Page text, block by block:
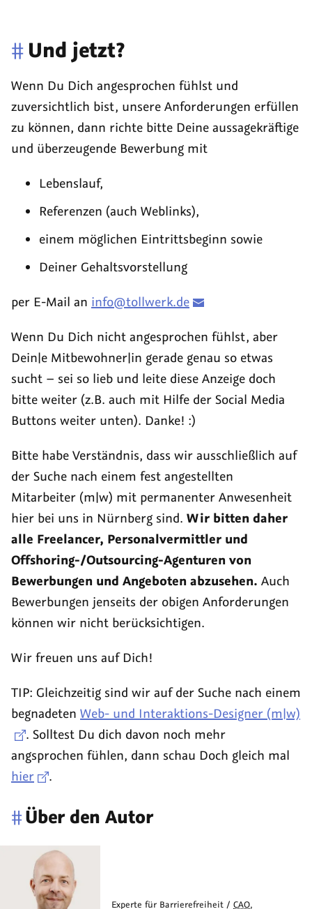
# Und jetzt?
Wenn Du Dich angesprochen fühlst und
zuversichtlich bist, unsere Anforderungen erfüllen
zu können, dann richte bitte Deine aussagekräftige
und überzeugende Bewerbung mit
Lebenslauf,
Referenzen (auch Weblinks),
einem möglichen Eintrittsbeginn sowie
Deiner Gehaltsvorstellung
per E-Mail an info@tollwerk.de
Wenn Du Dich nicht angesprochen fühlst, aber
Dein|e Mitbewohner|in gerade genau so etwas
sucht – sei so lieb und leite diese Anzeige doch
bitte weiter (z.B. auch mit Hilfe der Social Media
Buttons weiter unten). Danke! :)
Bitte habe Verständnis, dass wir ausschließlich auf
der Suche nach einem fest angestellten
Mitarbeiter (m|w) mit permanenter Anwesenheit
hier bei uns in Nürnberg sind. Wir bitten daher
alle Freelancer, Personalvermittler und
Offshoring-/Outsourcing-Agenturen von
Bewerbungen und Angeboten abzusehen. Auch
Bewerbungen jenseits der obigen Anforderungen
können wir nicht berücksichtigen.
Wir freuen uns auf Dich!
TIP: Gleichzeitig sind wir auf der Suche nach einem
begnadeten Web- und Interaktions-Designer (m|w)
. Solltest Du dich davon noch mehr
angsprochen fühlen, dann schau Doch gleich mal
hier
.
#Über den Autor
Experte für Barrierefreiheit / CAO,